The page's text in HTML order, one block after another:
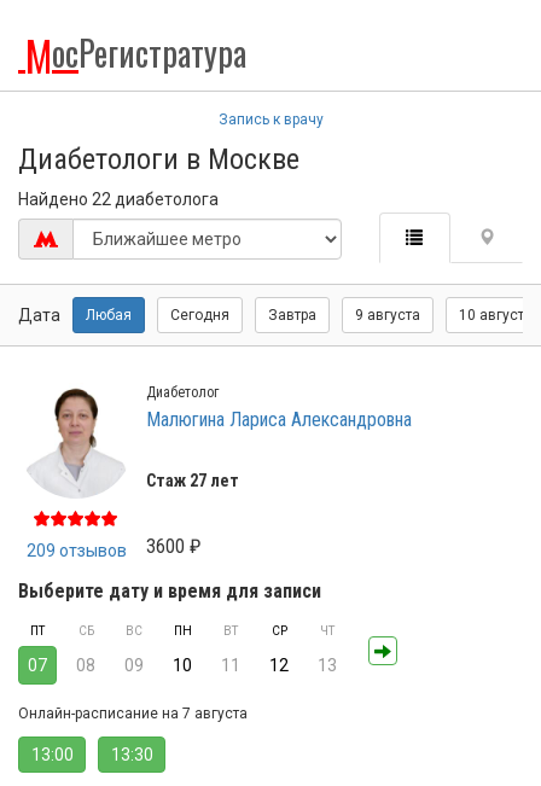
МосРегистратура
Запись к врачу
Диабетологи в Москве
Найдено 22 диабетолога
Дата Любая Сегодня Завтра 9 августа 10 августа
209 отзывов
Диабетолог
Малюгина Лариса Александровна
Стаж 27 лет
3600 ₽
Выберите дату и время для записи
ПТ
07
СБ
08
ВС
09
ПН
10
ВТ
11
СР
12
ЧТ
13
Онлайн-расписание на 7 августа
13:00 13:30